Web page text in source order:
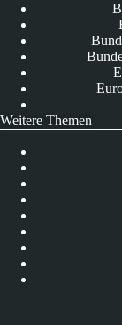
Weitere Themen